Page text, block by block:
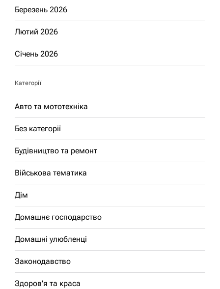
Березень 2026
Лютий 2026
Січень 2026
Категорії
Авто та мототехніка
Без категорії
Будівництво та ремонт
Військова тематика
Дім
Домашнє господарство
Домашні улюбленці
Законодавство
Здоров'я та краса